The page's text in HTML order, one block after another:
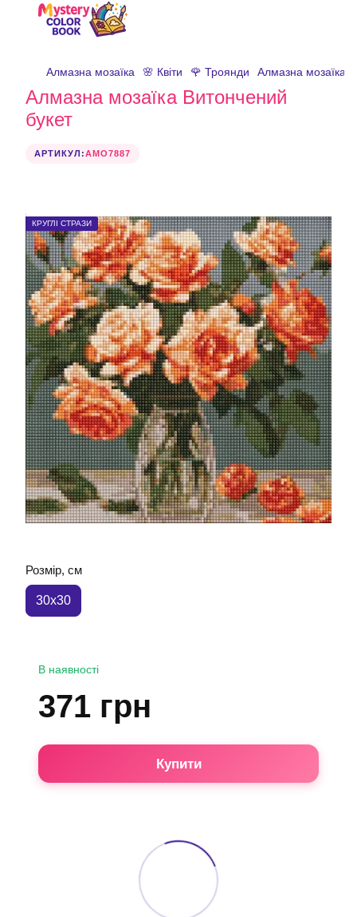
Алмазна мозаїка 🌸 Квіти 🌹 Троянди Алмазна мозаїка
Алмазна мозаїка Витончений
букет
АРТИКУЛ:AMO7887
КРУГЛІ СТРАЗИ
Розмір, см
30x30
В наявності
371 грн
Купити